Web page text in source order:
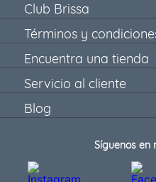
Club Brissa
Términos y
Encuentra una tienda
Servicio al cliente
Blog
Síguenos en